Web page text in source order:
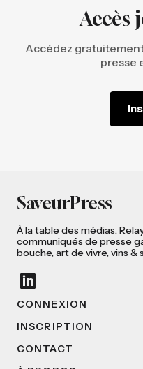
Accès
Accédez
presse
SaveurPress
À la table des médias.
communiqués de presse
bouche, art de vivre, vins &
CONNEXION
INSCRIPTION
CONTACT